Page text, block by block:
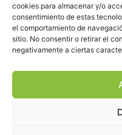
cookies para almacenar y/o
consentimiento de estas
el comportamiento de
sitio. No consentir o retirar el
negativamente a ciertas
656 582 507
Tres Cantos (Madrid)
Envíos y Devoluciones
Política de privacidad
Declaración de